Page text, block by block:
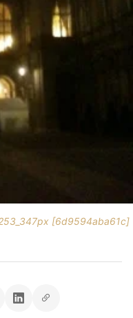
[6d9594aba61c]